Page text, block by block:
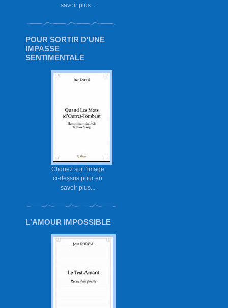
savoir plus...
POUR SORTIR D'UNE
IMPASSE
SENTIMENTALE
Cliquez sur l'image
ci-dessus pour en
savoir plus...
L'AMOUR IMPOSSIBLE